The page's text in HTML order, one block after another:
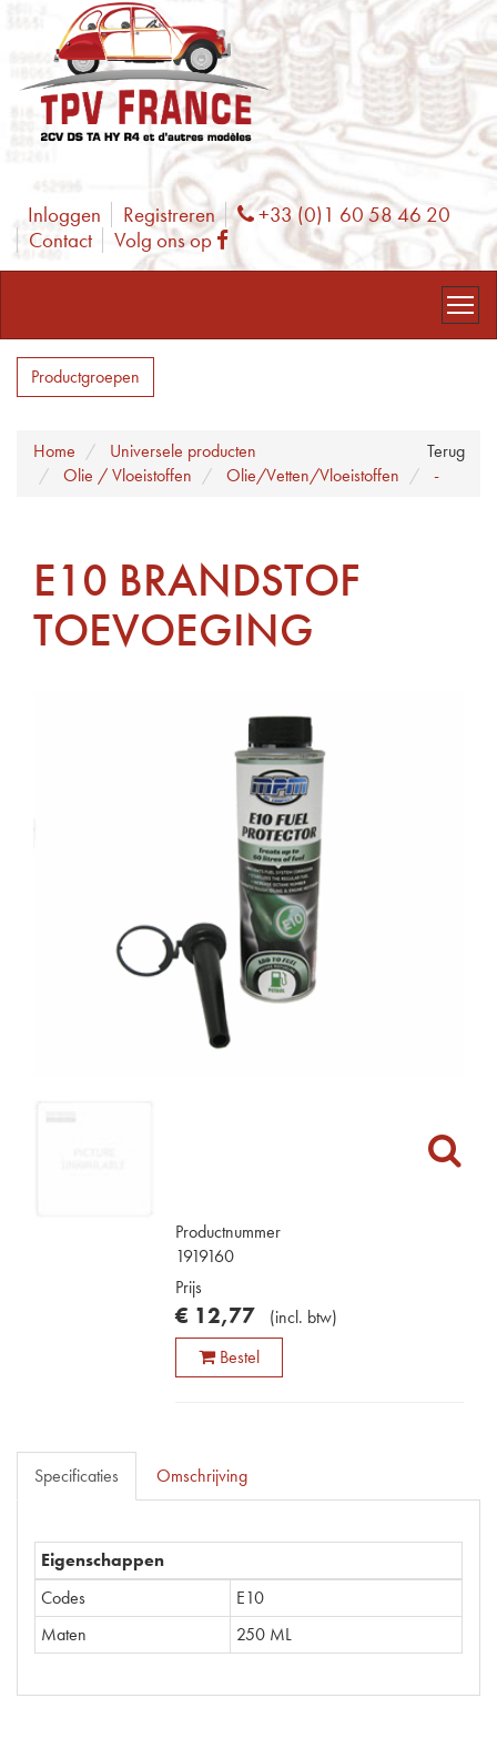
Inloggen Registreren Phone
+33 (0)1 60 58 46 20
Contact
Volg ons op Facebook
Productgroepen
Terug
Home
Universele producten
Olie / Vloeistoffen
Olie/Vetten/Vloeistoffen -
E10 BRANDSTOF
TOEVOEGING
Productnummer
1919160
Prijs
€ 12,77 (incl. btw)
Bestel
Specificaties Omschrijving
Eigenschappen
Codes
E10
Maten
250 ML